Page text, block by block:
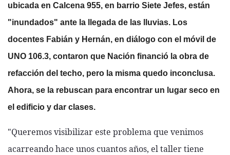
ubicada en Calcena 955, en barrio Siete Jefes, están
"inundados" ante la llegada de las lluvias. Los
docentes Fabián y Hernán, en diálogo con el móvil de
UNO 106.3, contaron que Nación financió la obra de
refacción del techo, pero la misma quedo inconclusa.
Ahora, se la rebuscan para encontrar un lugar seco en
el edificio y dar clases.
"Queremos visibilizar este problema que venimos
acarreando hace unos cuantos años, el taller tiene